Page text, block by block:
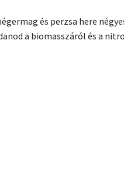
és perzsa here
a biomasszáról és a